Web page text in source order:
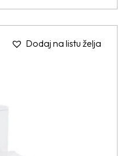
Dodaj na listu želja